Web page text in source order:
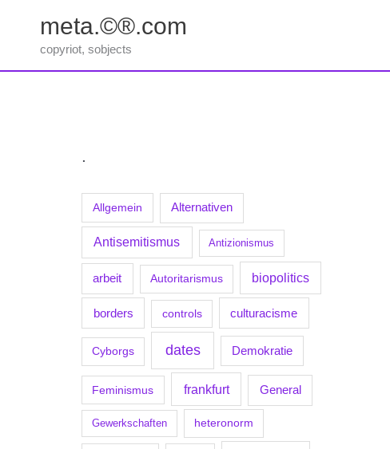
springen
meta.©®.com
copyriot, sobjects
.
Allgemein Alternativen
Antisemitismus Antizionismus
arbeit Autoritarismus biopolitics
borders controls culturacisme
Cyborgs dates Demokratie
Feminismus frankfurt General
Gewerkschaften heteronorm